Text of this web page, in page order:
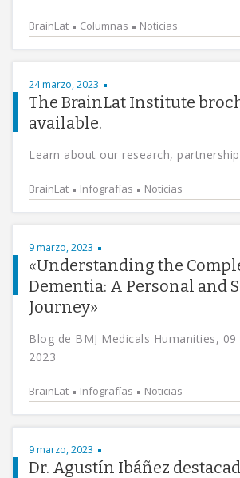
BrainLat Columnas Noticias
24 marzo, 2023
The BrainLat Institute
available.
Learn about our research,
BrainLat Infografías Noticias
9 marzo, 2023
«Understanding the
Dementia: A Personal and
Journey»
Blog de BMJ Medicals Humanities,
2023
BrainLat Infografías Noticias
9 marzo, 2023
Dr. Agustín Ibáñez